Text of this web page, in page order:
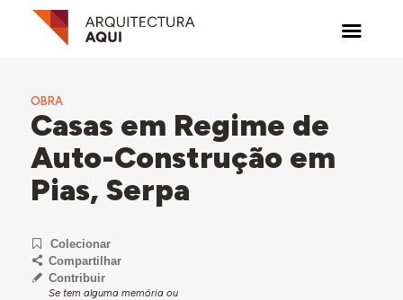
OBRA
Casas em Regime de
Auto-Construção em
Pias, Serpa
Colecionar
Compartilhar
Contribuir
Se tem alguma memória ou